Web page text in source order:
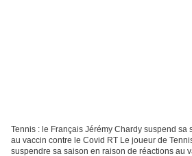
Tennis : le Français Jérémy Chardy suspend sa
au vaccin contre le Covid RT Le joueur de
suspendre sa saison en raison de réactions au